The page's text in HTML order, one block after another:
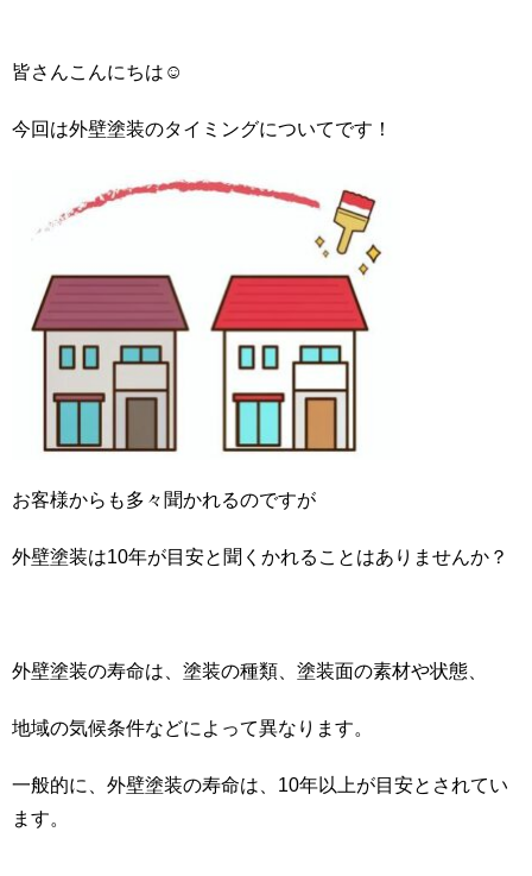
皆さんこんにちは☺
今回は外壁塗装のタイミングについてです！
お客様からも多々聞かれるのですが
外壁塗装は10年が目安と聞くかれることはありませんか？
外壁塗装の寿命は、塗装の種類、塗装面の素材や状態、
地域の気候条件などによって異なります。
一般的に、外壁塗装の寿命は、10年以上が目安とされてい
ます。